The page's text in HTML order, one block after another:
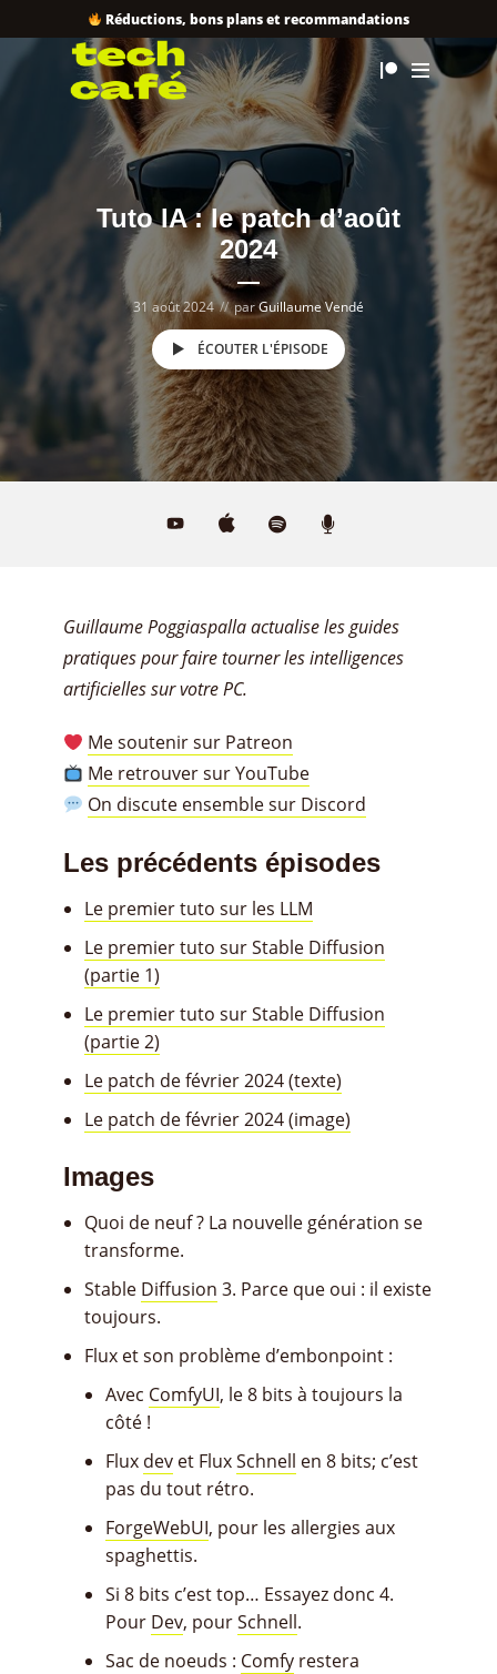
Réductions, bons plans et recommandations
Tuto IA : le patch d’août
2024
31 août 2024 parGuillaume Vendé
ÉCOUTER L'ÉPISODE
Guillaume Poggiaspalla actualise les guides
pratiques pour faire tourner les intelligences
artificielles sur votre PC.
Me soutenir sur Patreon
Me retrouver sur YouTube
On discute ensemble sur Discord
Les précédents épisodes
Le premier tuto sur les LLM
Le premier tuto sur Stable Diffusion
(partie 1)
Le premier tuto sur Stable Diffusion
(partie 2)
Le patch de février 2024 (texte)
Le patch de février 2024 (image)
Images
Quoi de neuf ? La nouvelle génération se
transforme.
Stable Diffusion 3. Parce que oui : il existe
toujours.
Flux et son problème d’embonpoint :
Avec ComfyUI, le 8 bits à toujours la
côté !
Flux dev et FluxSchnell en 8 bits; c’est
pas du tout rétro.
ForgeWebUI, pour les allergies aux
spaghettis.
Si 8 bits c’est top… Essayez donc 4.
Pour Dev, pourSchnell.
Sac de noeuds : Comfy restera